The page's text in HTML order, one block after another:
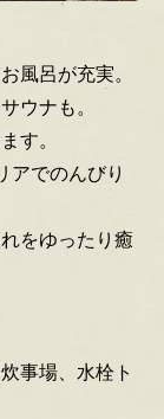
風呂が充実。
ウナも。
す。
アでのんびり
をゆったり癒
事場、水栓ト